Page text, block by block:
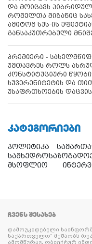
და მოიცავს
რომელთა მიზანიც
ამიტომ სუს-ის
განსაკუთრებული
პრემიერი -
უმთავრეს როლს
კონსტიტუციური
სუვერენიტეტის და
უსაფრთხოების დაცვის
ᲙᲐᲢᲔᲒᲝᲠᲘᲔᲑᲘ
პოლიტიკა
სამხედრო
მსოფლიო
ᲩᲕᲔᲜᲡ ᲨᲔᲡᲐᲮᲔᲑ
დამოუკიდებელი
საქართველო” მუშაობს
ამომწურავ, ობიექტურ